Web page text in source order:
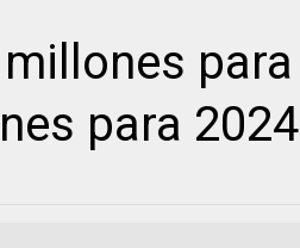
para
para 2024